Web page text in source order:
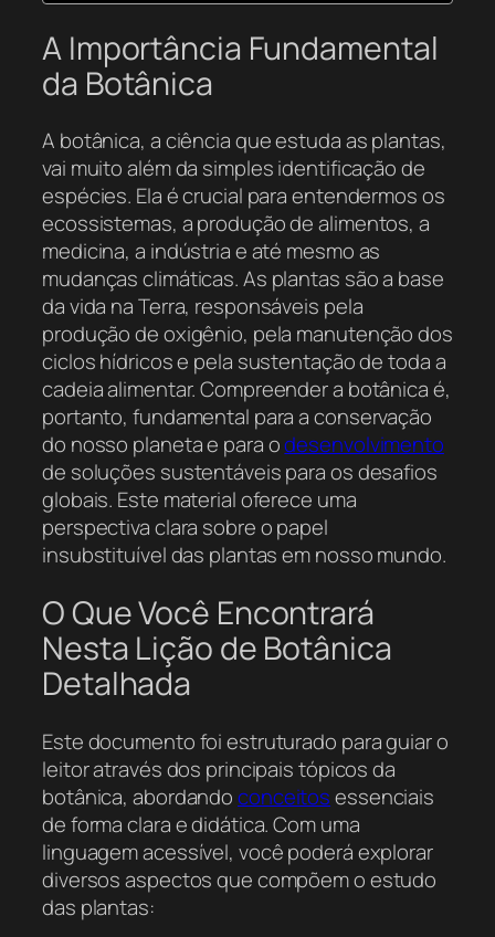
A Importância Fundamental
da Botânica
A botânica, a ciência que estuda as plantas,
vai muito além da simples identificação de
espécies. Ela é crucial para entendermos os
ecossistemas, a produção de alimentos, a
medicina, a indústria e até mesmo as
mudanças climáticas. As plantas são a base
da vida na Terra, responsáveis pela
produção de oxigênio, pela manutenção dos
ciclos hídricos e pela sustentação de toda a
cadeia alimentar. Compreender a botânica é,
portanto, fundamental para a conservação
do nosso planeta e para odesenvolvimento
de soluções sustentáveis para os desafios
globais. Este material oferece uma
perspectiva clara sobre o papel
insubstituível das plantas em nosso mundo.
O Que Você Encontrará
Nesta Lição de Botânica
Detalhada
Este documento foi estruturado para guiar o
leitor através dos principais tópicos da
botânica, abordandoconceitosessenciais
de forma clara e didática. Com uma
linguagem acessível, você poderá explorar
diversos aspectos que compõem o estudo
das plantas: